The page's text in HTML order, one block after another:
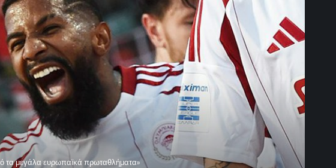
τα μεγάλα ευρωπαϊκά πρωταθλήματα»